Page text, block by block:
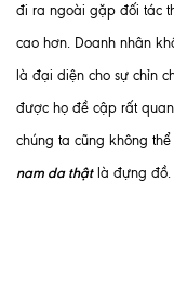
đi ra ngoài gặp đối tác
cao hơn. Doanh nhân
là đại diện cho sự chỉn
được họ đề cập rất
chúng ta cũng không
nam da thậtlà đựng đồ.